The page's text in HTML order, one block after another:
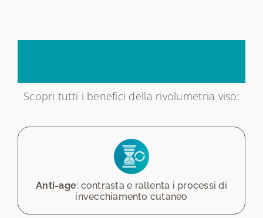
Scopri tutti i benefici della rivolumetria viso:
Anti-age: contrasta e rallenta i processi di
invecchiamento cutaneo